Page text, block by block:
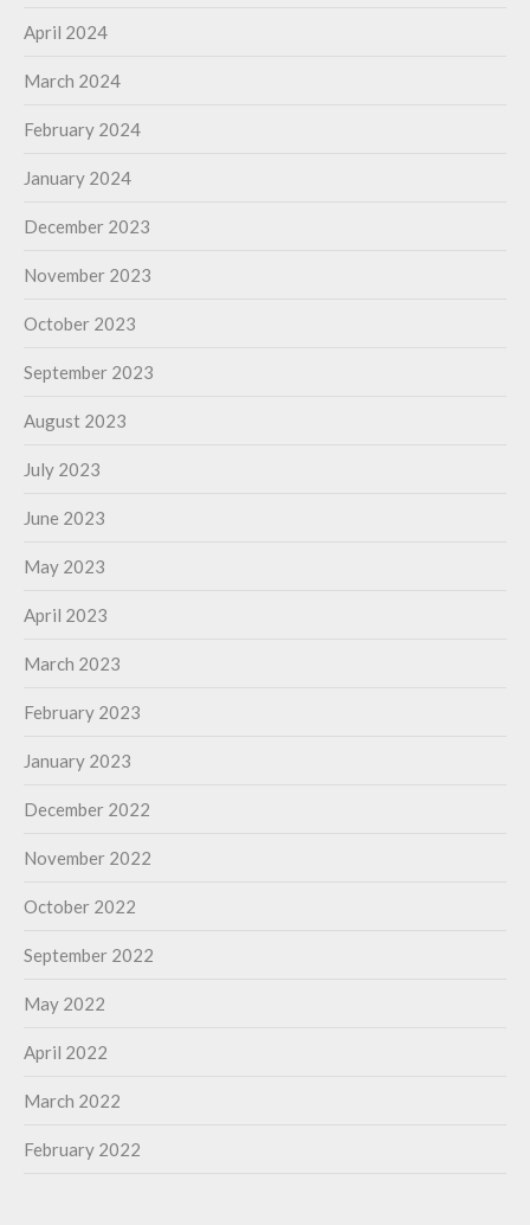
April 2024
March 2024
February 2024
January 2024
December 2023
November 2023
October 2023
September 2023
August 2023
July 2023
June 2023
May 2023
April 2023
March 2023
February 2023
January 2023
December 2022
November 2022
October 2022
September 2022
May 2022
April 2022
March 2022
February 2022